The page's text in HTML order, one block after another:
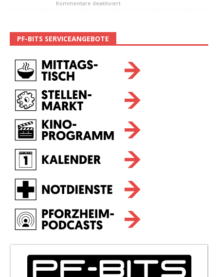
Kommentare deaktiviert
PF-BITS SERVICEANGEBOTE